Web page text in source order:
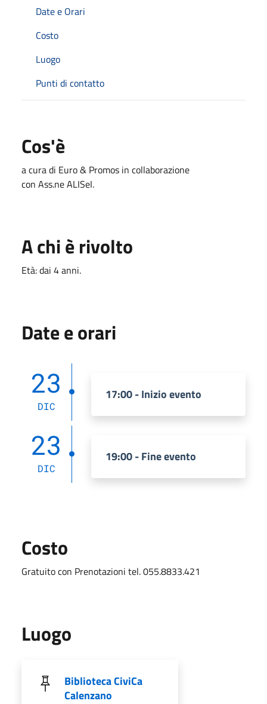
Date e Orari
Costo
Luogo
Punti di contatto
Cos'è
a cura di Euro & Promos in collaborazione
con Ass.ne ALISeI.
A chi è rivolto
Età: dai 4 anni.
Date e orari
23
DIC
17:00 - Inizio evento
23
DIC
19:00 - Fine evento
Costo
Gratuito con Prenotazioni tel. 055.8833.421
Luogo
Biblioteca CiviCa
Calenzano